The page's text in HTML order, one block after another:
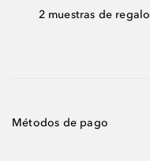
2 muestras de regalo
Métodos de pago